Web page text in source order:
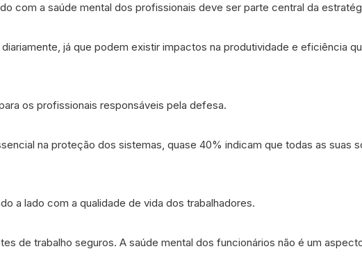
com a saúde mental dos profissionais deve ser parte central da
já que podem existir impactos na produtividade e eficiência
os profissionais responsáveis pela defesa.
na proteção dos sistemas, quase 40% indicam que todas as suas
a lado com a qualidade de vida dos trabalhadores.
de trabalho seguros. A saúde mental dos funcionários não é um